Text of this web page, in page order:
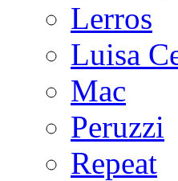
Lerros
Luisa
Mac
Peruzzi
Repeat